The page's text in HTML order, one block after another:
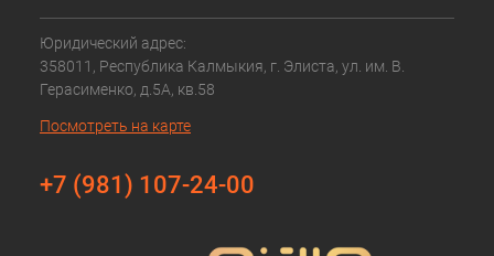
Юридический адрес:
358011, Республика Калмыкия, г. Элиста, ул. им. В.
Герасименко, д.5А, кв.58
Посмотреть на карте
+7 (981) 107-24-00